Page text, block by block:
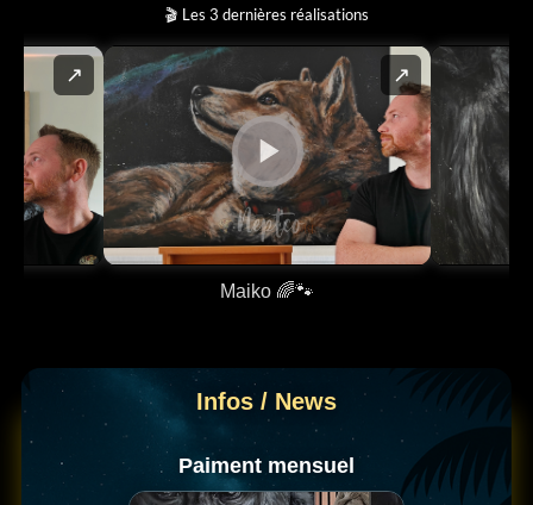
🎬 Les 3 dernières réalisations
↗ ↗
Maiko 🌈🐾
Livre d’or – M’écrire un petit mot 📖
Infos / News
Paiment mensuel